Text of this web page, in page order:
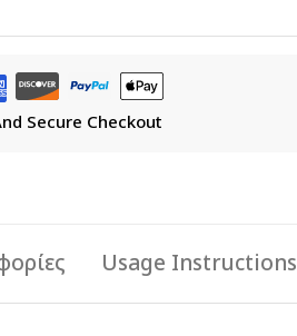
Secure Checkout
Usage Instructions